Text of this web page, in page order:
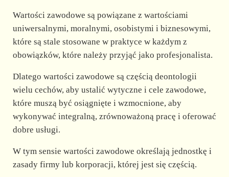
e
o
Wartości zawodowe są powiązane z wartościami
uniwersalnymi, moralnymi, osobistymi i biznesowymi,
które są stale stosowane w praktyce w każdym z
obowiązków, które należy przyjąć jako profesjonalista.
Dlatego wartości zawodowe są częścią deontologii
wielu cechów, aby ustalić wytyczne i cele zawodowe,
które muszą być osiągnięte i wzmocnione, aby
wykonywać integralną, zrównoważoną pracę i oferować
dobre usługi.
W tym sensie wartości zawodowe określają jednostkę i
zasady firmy lub korporacji, której jest się częścią.